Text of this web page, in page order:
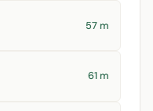
57 m
61 m